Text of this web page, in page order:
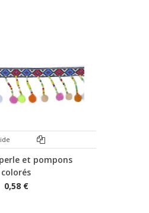
et pompons
colorés
0,58 €